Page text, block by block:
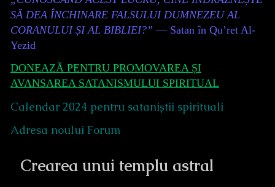
SĂ DEA ÎNCHINARE FALSULUI DUMNEZEU AL
CORANULUI ȘI AL BIBLIEI?” — Satan în Qu’ret Al-
Yezid
DONEAZĂ PENTRU PROMOVAREA ȘI
AVANSAREA SATANISMULUI SPIRITUAL
Calendar 2024 pentru sataniștii spirituali
Adresa noului Forum
Crearea unui templu astral